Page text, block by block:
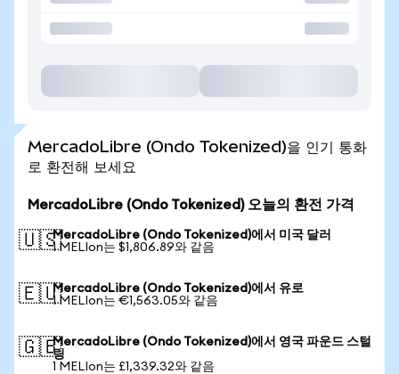
MercadoLibre (Ondo Tokenized)을 인기 통화
로 환전해 보세요
MercadoLibre (Ondo Tokenized) 오늘의 환전 가격
🇺🇸MercadoLibre (Ondo Tokenized)에서 미국 달러
1 MELIon는 $1,806.89와 같음
🇪🇺MercadoLibre (Ondo Tokenized)에서 유로
1 MELIon는 €1,563.05와 같음
🇬🇧MercadoLibre (Ondo Tokenized)에서 영국 파운드 스털
링
1 MELIon는 £1,339.32와 같음